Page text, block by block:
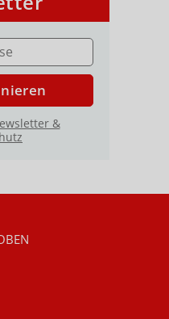
&